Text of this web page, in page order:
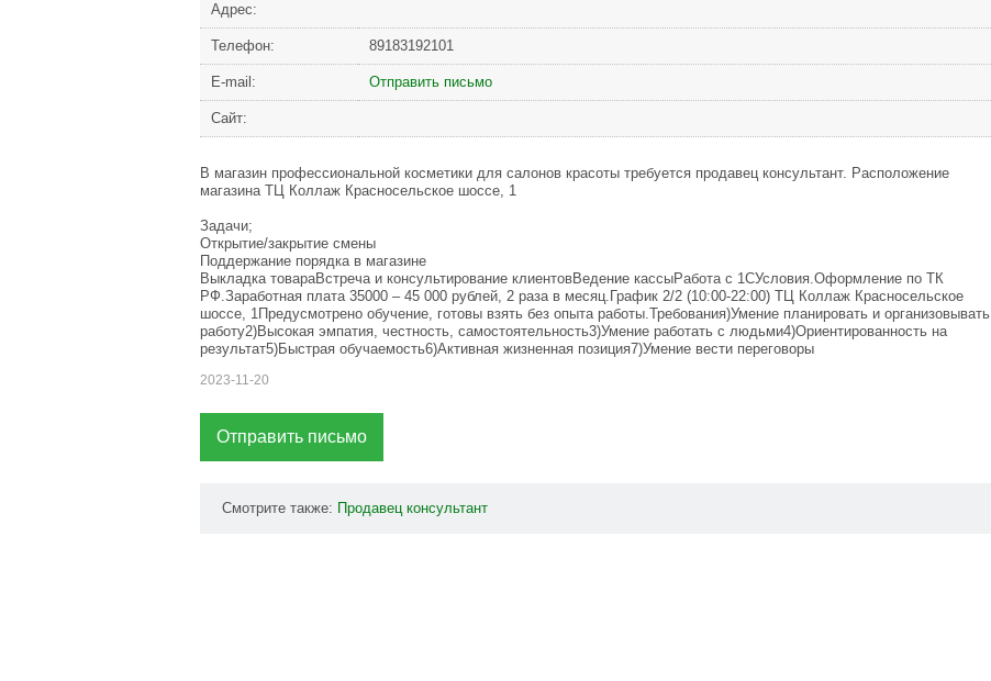
Адрес:
Телефон: 89183192101
Е-mail: Отправить письмо
Сайт:
В магазин профессиональной косметики для салонов красоты требуется продавец консультант. Расположение
магазина ТЦ Коллаж Красносельское шоссе, 1
Задачи;
Открытие/закрытие смены
Поддержание порядка в магазине
Выкладка товараВстреча и консультирование клиентовВедение кассыРабота с 1СУсловия.Оформление по ТК
РФ.Заработная плата 35000 – 45 000 рублей, 2 раза в месяц.График 2/2 (10:00-22:00) ТЦ Коллаж Красносельское
шоссе, 1Предусмотрено обучение, готовы взять без опыта работы.Требования)Умение планировать и организовывать
работу2)Высокая эмпатия, честность, самостоятельность3)Умение работать с людьми4)Ориентированность на
результат5)Быстрая обучаемость6)Активная жизненная позиция7)Умение вести переговоры
2023-11-20
Отправить письмо
Смотрите также: Продавец консультант